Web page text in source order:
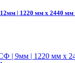
| 1220 мм х 2440 мм |